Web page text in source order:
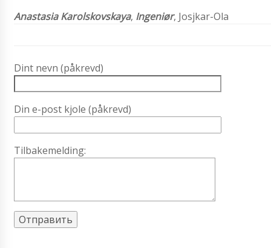
Anastasia Karolskovskaya, Ingeniør, Josjkar-Ola
Dint nevn (påkrevd)
Din e-post kjole (påkrevd)
Tilbakemelding: